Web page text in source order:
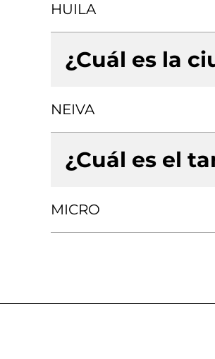
HUILA
¿Cuál es la
NEIVA
¿Cuál es el
MICRO